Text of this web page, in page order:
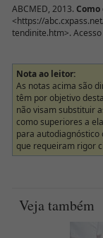
ABCMED, 2013.
<https://
tendinite.htm>.
Nota ao leitor:
As notas acima são
têm por objetivo
não visam substituir
como superiores a
para
que requeiram rigor
Veja também